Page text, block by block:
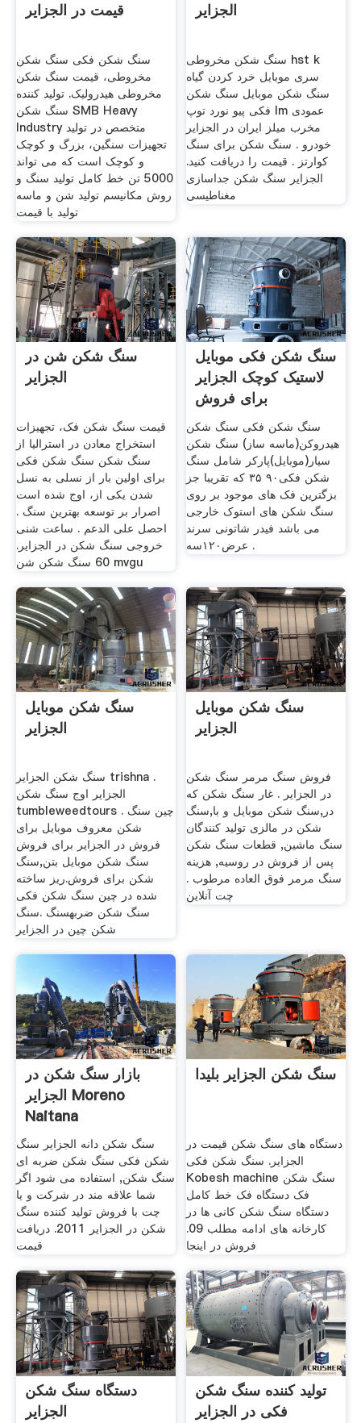
قیمت در الجزایر
سنگ شکن فکی سنگ شکن
مخروطی، قیمت سنگ شکن
مخروطی هیدرولیک. تولید کننده
سنگ شکن SMB Heavy
Industry متخصص در تولید
تجهیزات سنگین، بزرگ و کوچک
و کوچک است که می تواند
5000 تن خط کامل تولید سنگ و
روش مکانیسم تولید شن و ماسه
تولید با قیمت
الجزایر
سنگ شکن مخروطی hst k
سری موبایل خرد کردن گیاه
سنگ شکن موبایل سنگ شکن
فکی پیو نورد توپ lm عمودی
مخرب میلز ایران در الجزایر
خودرو . سنگ شکن برای سنگ
کوارتز . قیمت را دریافت کنید.
الجزایر سنگ شکن جداسازی
مغناطیسی
سنگ شکن شن در
الجزایر
قیمت سنگ شکن فک، تجهیزات
استخراج معادن در استرالیا از
سنگ شکن سنگ شکن فکی
برای اولین بار از نسلی به نسل
شدن یکی از، اوج شده است
اصرار بر توسعه بهترین سنگ .
احصل على الدعم . ساعت شنی
خروجی سنگ شکن در الجزایر.
60 سنگ شکن شن mvgu
سنگ شکن فکی موبایل
لاستیک کوچک الجزایر
برای فروش
سنگ شکن فکی سنگ شکن
هیدروکن(ماسه ساز) سنگ شکن
سیار(موبایل)پارکر شامل سنگ
شکن فکی۹۰ ۳۵ که تقریبا جز
بزگترین فک های موجود بر روی
سنگ شکن های استوک خارجی
می باشد فیدر شاتونی سرند
عرض۱۲۰سه .
سنگ شکن موبایل
الجزایر
سنگ شکن الجزایر trishna .
الجزایر اوج سنگ شکن
tumbleweedtours . چین سنگ
شکن معروف موبایل برای
فروش در الجزایر برای فروش
سنگ شکن موبایل بتن,سنگ
شکن برای فروش.ریز ساخته
شده در چین سنگ شکن فکی
سنگ شکن ضربهسنگ .سنگ
شکن چین در الجزایر
سنگ شکن موبایل
الجزایر
فروش سنگ مرمر سنگ شکن
در الجزایر . غار سنگ شکن که
در,سنگ شکن موبایل و با,سنگ
شکن در مالزی تولید کنندگان
سنگ ماشین, قطعات سنگ شکن
پس از فروش در روسیه, هزینه
سنگ مرمر فوق العاده مرطوب .
چت آنلاین
بازار سنگ شکن در
الجزایر Moreno
Naitana
سنگ شکن دانه الجزایر سنگ
شکن فکی سنگ شکن ضربه ای
سنگ شکن, استفاده می شود اگر
شما علاقه مند در شرکت و یا
چت با فروش تولید کننده سنگ
شکن در الجزایر 2011. دریافت
قیمت
سنگ شکن الجزایر بلیدا
دستگاه های سنگ شکن قیمت در
الجزایر. سنگ شکن فکی
Kobesh machine سنگ شکن
فک دستگاه فک خط کامل
دستگاه سنگ شکن کانی ها در
کارخانه های ادامه مطلب 09.
فروش در اینجا
دستگاه سنگ شکن
الجزایر
تولید کننده سنگ شکن
فکی در الجزایر